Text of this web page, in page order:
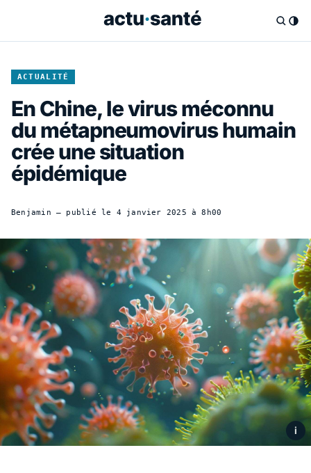
ACTUALITÉ
En Chine, le virus méconnu
du métapneumovirus humain
crée une situation
épidémique
Benjamin — publié le 4 janvier 2025 à 8h00
i